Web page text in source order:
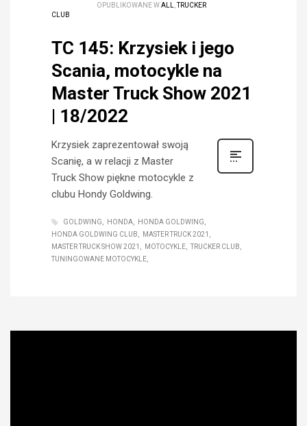
OPUBLIKOWANE WALL ,TRUCKER
CLUB
TC 145: Krzysiek i jego
Scania, motocykle na
Master Truck Show 2021
| 18/2022
Krzysiek zaprezentował swoją
Scanię, a w relacji z Master
Truck Show piękne motocykle z
clubu Hondy Goldwing.
GOLDWING HONDA
HONDA GOLDWING
HONDA GOLDWING CLUB
MASTER TRUCK 2021
MASTER TRUCK SHOW 2021
MOTOCYKLE
TRUCKER CLUB
TUNINGOWANE MOTOCYKLE